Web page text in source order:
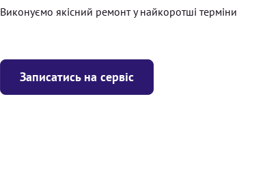
Записатись на сервіс
Виконуємо якісний ремонт у найкоротші терміни